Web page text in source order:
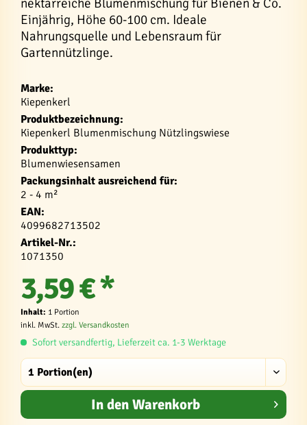
nektarreiche Blumenmischung für Bienen & Co.
Einjährig, Höhe 60-100 cm. Ideale
Nahrungsquelle und Lebensraum für
Gartennützlinge.
Marke:
Kiepenkerl
Produktbezeichnung:
Kiepenkerl Blumenmischung Nützlingswiese
Produkttyp:
Blumenwiesensamen
Packungsinhalt ausreichend für:
2 - 4 m²
EAN:
4099682713502
Artikel-Nr.:
1071350
3,59 € *
Inhalt: 1 Portion
inkl. MwSt. zzgl. Versandkosten
Sofort versandfertig, Lieferzeit ca. 1-3 Werktage
In den Warenkorb